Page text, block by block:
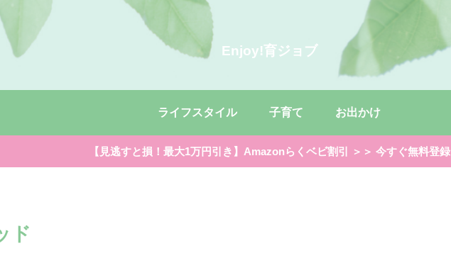
Enjoy!育ジョブ
ライフスタイル 子育て お出かけ
【見逃すと損！最大1万円引き】Amazonらくベビ割引 ＞＞ 今すぐ無料登録
ド